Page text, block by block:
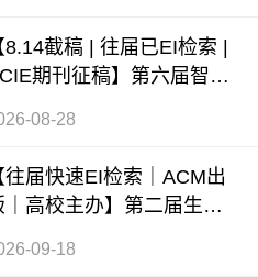
8.14截稿 | 往届已EI检索 |
期刊征稿】第六届智能
会议（ITSSC 2026）
08-28
往届快速EI检索｜ACM出
｜高校主办】第二届生成
会议 (GAIDMA 2026)
09-18